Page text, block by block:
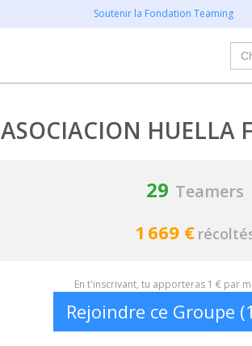
Soutenir la Fondation Teaming
ASOCIACION HUELLA
29 Teamers
1 669 €
En t'inscrivant, tu apporteras 1 € par
Rejoindre ce Groupe